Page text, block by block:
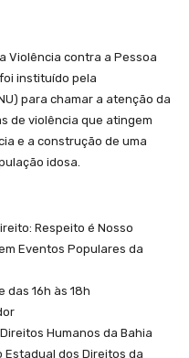
Violência contra a Pessoa
instituído pela
para chamar a atenção da
de violência que atingem
e a construção de uma
idosa.
Respeito é Nosso
Eventos Populares da
das 16h às 18h
Humanos da Bahia
Estadual dos Direitos da